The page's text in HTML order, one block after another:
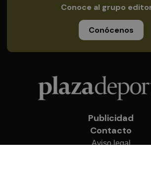
Conoce al grupo
Conócenos
Publicidad
Contacto
Aviso legal